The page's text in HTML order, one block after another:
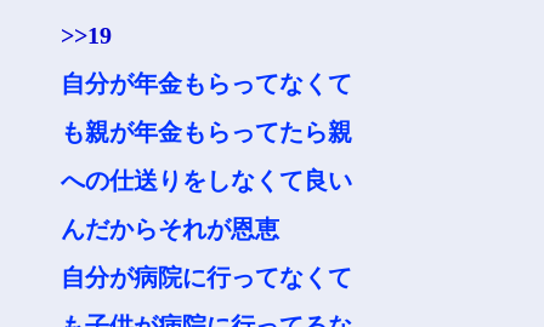
>>19
自分が年金もらってなくて
も親が年金もらってたら親
への仕送りをしなくて良い
んだからそれが恩恵
自分が病院に行ってなくて